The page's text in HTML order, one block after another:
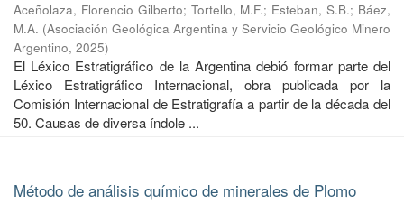
Aceñolaza, Florencio Gilberto; Tortello, M.F.; Esteban, S.B.; Báez,
M.A. (Asociación Geológica Argentina y Servicio Geológico Minero
Argentino, 2025)
El Léxico Estratigráfico de la Argentina debió formar parte del
Léxico Estratigráfico Internacional, obra publicada por la
Comisión Internacional de Estratigrafía a partir de la década del
50. Causas de diversa índole ...
Método de análisis químico de minerales de Plomo